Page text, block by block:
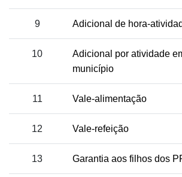
9 Adicional de hora-
10
Adicional por atividade
município
11 Vale-alimentação
12 Vale-refeição
13 Garantia aos filhos dos